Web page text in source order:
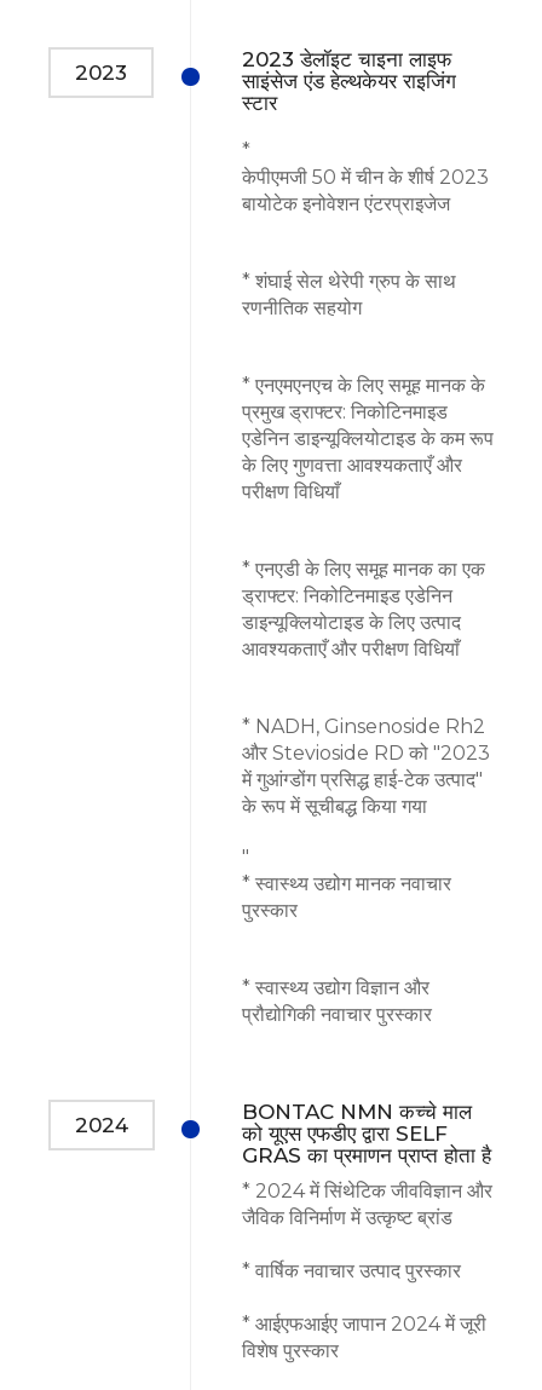
2023
2023 डेलॉइट चाइना लाइफ
साइंसेज एंड हेल्थकेयर राइजिंग
स्टार
*
केपीएमजी 50 में चीन के शीर्ष 2023
बायोटेक इनोवेशन एंटरप्राइजेज
* शंघाई सेल थेरेपी ग्रुप के साथ
रणनीतिक सहयोग
* एनएमएनएच के लिए समूह मानक के
प्रमुख ड्राफ्टर: निकोटिनमाइड
एडेनिन डाइन्यूक्लियोटाइड के कम रूप
के लिए गुणवत्ता आवश्यकताएँ और
परीक्षण विधियाँ
* एनएडी के लिए समूह मानक का एक
ड्राफ्टर: निकोटिनमाइड एडेनिन
डाइन्यूक्लियोटाइड के लिए उत्पाद
आवश्यकताएँ और परीक्षण विधियाँ
* NADH, Ginsenoside Rh2
और Stevioside RD को "2023
में गुआंग्डोंग प्रसिद्ध हाई-टेक उत्पाद"
के रूप में सूचीबद्ध किया गया
"
* स्वास्थ्य उद्योग मानक नवाचार
पुरस्कार
* स्वास्थ्य उद्योग विज्ञान और
प्रौद्योगिकी नवाचार पुरस्कार
2024
BONTAC NMN कच्चे माल
को यूएस एफडीए द्वारा SELF
GRAS का प्रमाणन प्राप्त होता है
* 2024 में सिंथेटिक जीवविज्ञान और
जैविक विनिर्माण में उत्कृष्ट ब्रांड
* वार्षिक नवाचार उत्पाद पुरस्कार
* आईएफआईए जापान 2024 में जूरी
विशेष पुरस्कार